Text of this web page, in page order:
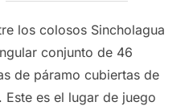
los colosos Sincholagua
conjunto de 46
de páramo cubiertas de
Este es el lugar de juego